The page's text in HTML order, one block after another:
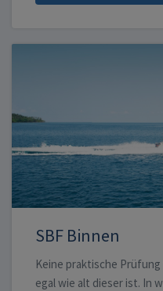
SBF Binnen
Keine praktische
egal wie alt dieser ist. In